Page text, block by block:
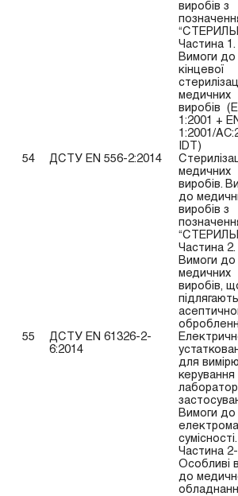
виробів з
Частина 1.
Вимоги до
кінцевої
медичних
виробів
1:2001 +
1:2001/
IDT)
54 ДСТУ EN 556-2:2014
медичних
виробів.
до
виробів з
Частина 2.
Вимоги до
медичних
виробів,
підлягають
55
ДСТУ EN 61326-2-
6:2014
для
керування
Вимоги до
сумісності.
Частина 2-
Особливі
до